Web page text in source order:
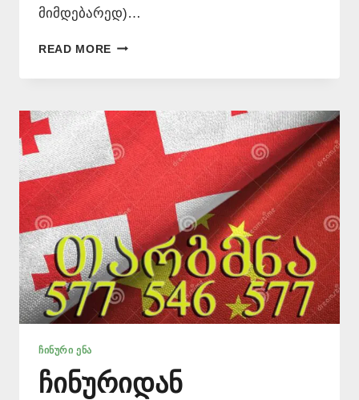
მიმდებარედ)…
READ MORE ᲗᲐᲠᲒᲛᲜᲐ
ᲔᲜᲐᲖᲔ
577
546
577
ᲩᲘᲜᲣᲠᲘ ᲔᲜᲐ
ჩინურიდან